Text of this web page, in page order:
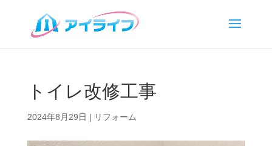
トイレ改修工事
2024年8月29日 | リフォーム